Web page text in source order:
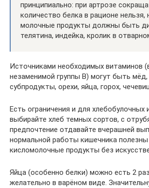
принципиально: при артрозе
количество белка в рационе нельзя,
молочные продукты должны быть
телятина, индейка, кролик в
Источниками необходимых витаминов
незаменимой группы В) могут быть
субпродукты, орехи, яйца, горох,
Есть ограничения и для хлебобулочных
выбирайте хлеб темных сортов, с
предпочтение отдавайте вчерашней
нормальной работы кишечника
кисломолочные продукты без
Яйца (особенно белки) можно есть 2
желательно в варёном виде.